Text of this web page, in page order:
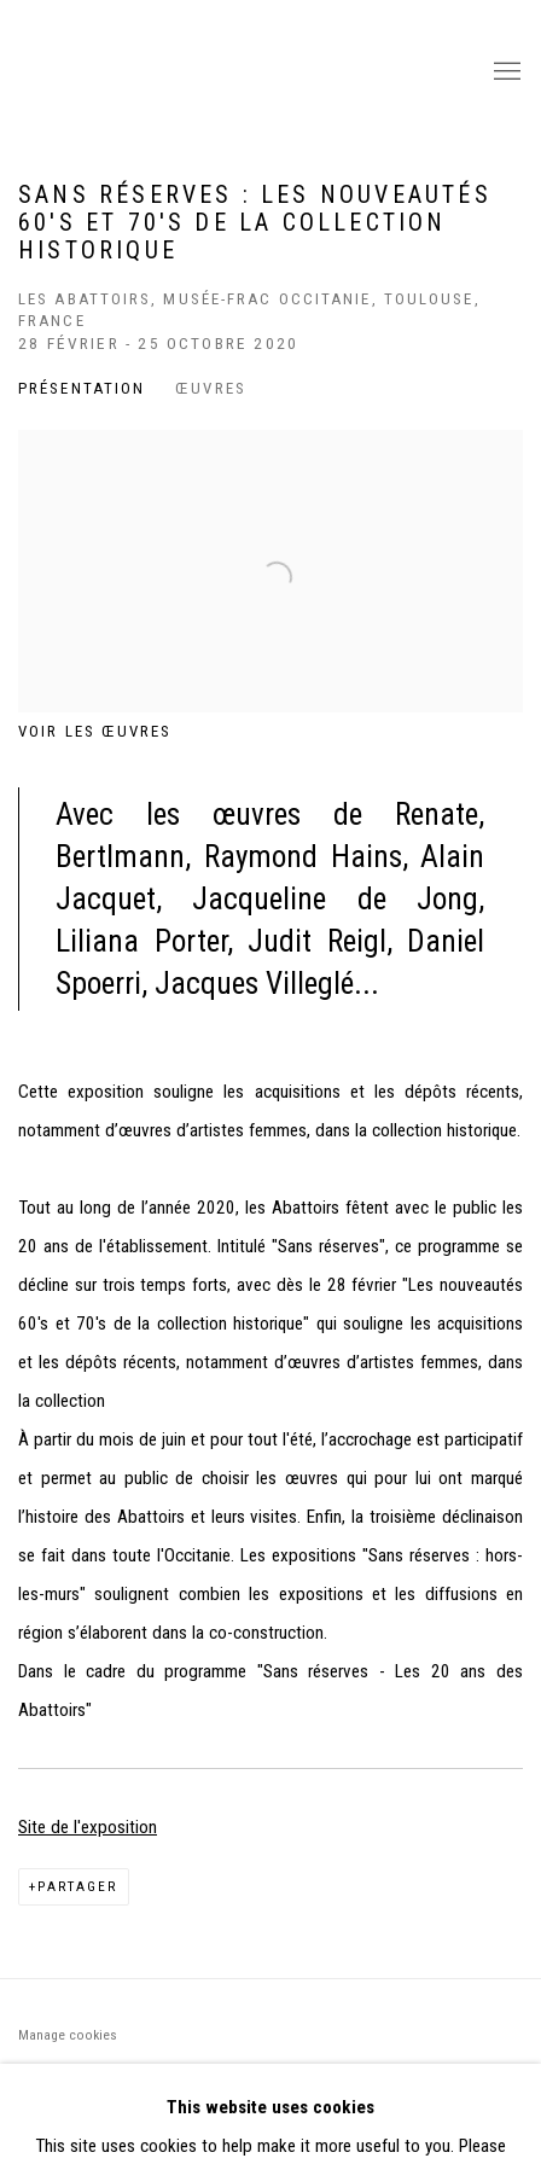
SANS RÉSERVES : LES NOUVEAUTÉS
60'S ET 70'S DE LA COLLECTION
HISTORIQUE
LES ABATTOIRS, MUSÉE-FRAC OCCITANIE, TOULOUSE,
FRANCE
28 FÉVRIER - 25 OCTOBRE 2020
PRÉSENTATION ŒUVRES
VOIR LES ŒUVRES
Avec les œuvres de Renate,
Bertlmann, Raymond Hains, Alain
Jacquet, Jacqueline de Jong,
Liliana Porter, Judit Reigl, Daniel
Spoerri, Jacques Villeglé...
Cette exposition souligne les acquisitions et les dépôts récents,
notamment d’œuvres d’artistes femmes, dans la collection historique.
Tout au long de l’année 2020, les Abattoirs fêtent avec le public les
20 ans de l'établissement. Intitulé "Sans réserves", ce programme se
décline sur trois temps forts, avec dès le 28 février "Les nouveautés
60's et 70's de la collection historique" qui souligne les acquisitions
et les dépôts récents, notamment d’œuvres d’artistes femmes, dans
la collection
À partir du mois de juin et pour tout l'été, l’accrochage est participatif
et permet au public de choisir les œuvres qui pour lui ont marqué
l’histoire des Abattoirs et leurs visites. Enfin, la troisième déclinaison
se fait dans toute l'Occitanie. Les expositions "Sans réserves : hors-
les-murs" soulignent combien les expositions et les diffusions en
région s’élaborent dans la co-construction.
Dans le cadre du programme "Sans réserves - Les 20 ans des
Abattoirs"
Site de l'exposition
PARTAGER
Manage cookies
PARTIR DES DONNÉES COLLECTÉES PAR ELISABETH KLIMOFF
DE 2015 À 2019
This website uses cookies
This site uses cookies to help make it more useful to you. Please